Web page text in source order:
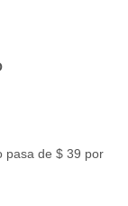
pasa de $ 39 por